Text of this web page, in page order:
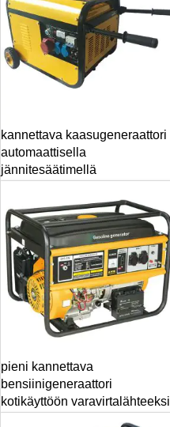
kannettava kaasugeneraattori
automaattisella
jännitesäätimellä
pieni kannettava
bensiinigeneraattori
kotikäyttöön varavirtalähteeksi